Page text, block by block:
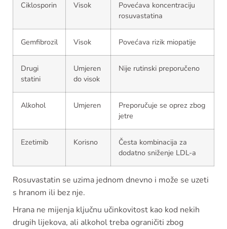
Ciklosporin Visok
Povećava koncentraciju
rosuvastatina
Gemfibrozil Visok Povećava rizik miopatije
Drugi
statini
Umjeren
do visok
Nije rutinski preporučeno
Alkohol Umjeren
Preporučuje se oprez zbog
jetre
Ezetimib Korisno
Česta kombinacija za
dodatno sniženje LDL-a
Rosuvastatin se uzima jednom dnevno i može se uzeti
s hranom ili bez nje.
Hrana ne mijenja ključnu učinkovitost kao kod nekih
drugih lijekova, ali alkohol treba ograničiti zbog